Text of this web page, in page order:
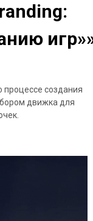
процессе создания
движка для